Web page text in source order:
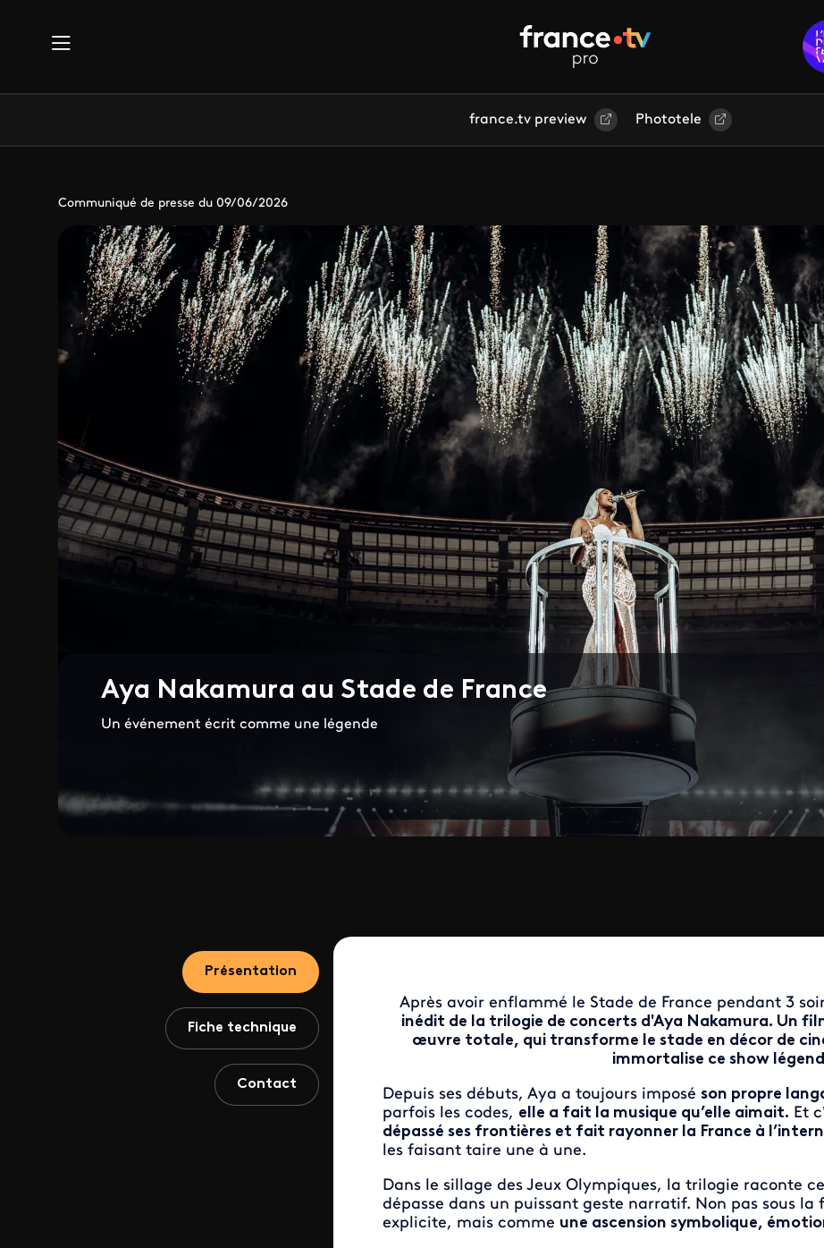
france.tv preview Phototele
Communiqué de presse du 09/06/2026
Aya Nakamura au Stade de France
Un événement écrit comme une légende
Présentation
Fiche technique
Contact
Après avoir enflammé le Stade de France pendant 3
inédit de la trilogie de concerts d'Aya Nakamura. Un
œuvre totale, qui transforme le stade en décor de
immortalise ce show
Depuis ses débuts, Aya a toujours imposé son propre
parfois les codes, elle a fait la musique qu’elle aimait. Et
dépassé ses frontières et fait rayonner la France à
les faisant taire une à une.
Dans le sillage des Jeux Olympiques, la trilogie raconte
dépasse dans un puissant geste narratif. Non pas sous
explicite, mais comme une ascension symbolique,